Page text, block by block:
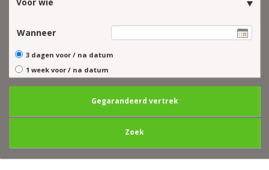
Wanneer
3 dagen voor / na datum
1 week voor / na datum
Gegarandeerd vertrek
Zoek